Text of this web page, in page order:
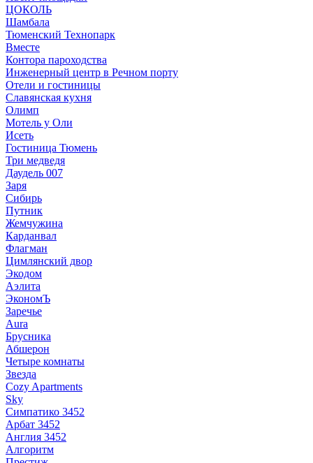
ЦОКОЛЬ
Шамбала
Тюменский Технопарк
Вместе
Контора пароходства
Инженерный центр в Речном порту
Отели и гостиницы
Славянская кухня
Олимп
Мотель у Оли
Исеть
Гостиница Тюмень
Три медведя
Даудель 007
Заря
Сибирь
Путник
Жемчужина
Карданвал
Флагман
Цимлянский двор
Экодом
Аэлита
ЭкономЪ
Заречье
Aura
Брусника
Абшерон
Четыре комнаты
Звезда
Cozy Apartments
Sky
Симпатико 3452
Арбат 3452
Англия 3452
Алгоритм